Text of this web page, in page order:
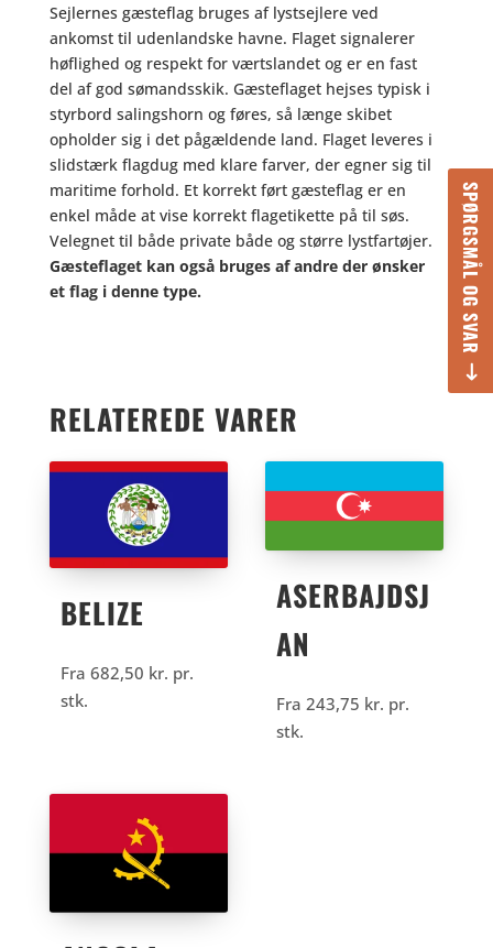
SPØRGSMÅL OG SVAR
Sejlernes gæsteflag bruges af lystsejlere ved
ankomst til udenlandske havne. Flaget signalerer
høflighed og respekt for værtslandet og er en fast
del af god sømandsskik. Gæsteflaget hejses typisk i
styrbord salingshorn og føres, så længe skibet
opholder sig i det pågældende land. Flaget leveres i
slidstærk flagdug med klare farver, der egner sig til
maritime forhold. Et korrekt ført gæsteflag er en
enkel måde at vise korrekt flagetikette på til søs.
Velegnet til både private både og større lystfartøjer.
Gæsteflaget kan også bruges af andre der ønsker
et flag i denne type.
RELATEREDE VARER
BELIZE
Fra 682,50 kr. pr.
stk.
ASERBAJDSJ
AN
Fra243,75 kr. pr.
stk.